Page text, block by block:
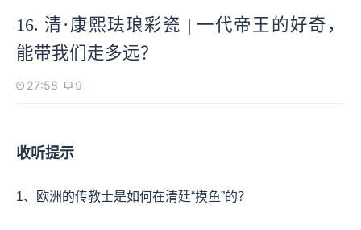
16. 清·康熙珐琅彩瓷 | 一代帝王的好奇，
能带我们走多远？
27:58 9
收听提示
1、欧洲的传教士是如何在清廷“摸鱼”的？